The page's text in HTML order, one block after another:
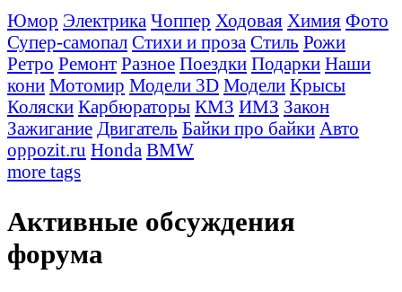
Юмор Электрика Чоппер Ходовая Химия Фото
Супер-самопал Стихи и проза Стиль Рожи
Ретро Ремонт Разное Поездки Подарки Наши
кони Мотомир Модели 3D Модели Крысы
Коляски Карбюраторы КМЗ ИМЗ Закон
Зажигание Двигатель Байки про байки Авто
oppozit.ru Honda BMW
more tags
Активные обсуждения
форума